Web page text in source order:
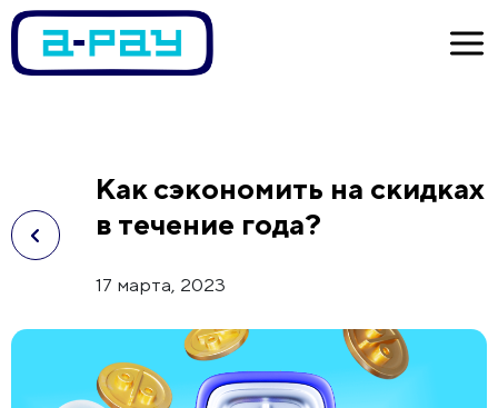
Как сэкономить на скидках
в течение года?
17 марта, 2023